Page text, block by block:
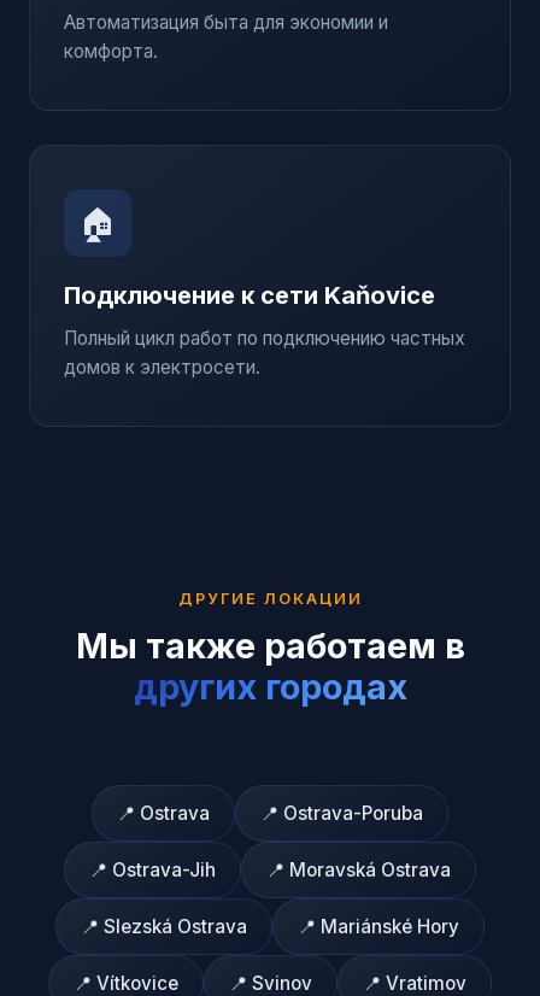
Автоматизация быта для экономии и
комфорта.
🏠
Подключение к сети Kaňovice
Полный цикл работ по подключению частных
домов к электросети.
ДРУГИЕ ЛОКАЦИИ
Мы также работаем в
других городах
📍 Ostrava 📍 Ostrava-Poruba
📍 Ostrava-Jih 📍 Moravská Ostrava
📍 Slezská Ostrava 📍 Mariánské Hory
📍 Vítkovice 📍 Svinov 📍 Vratimov